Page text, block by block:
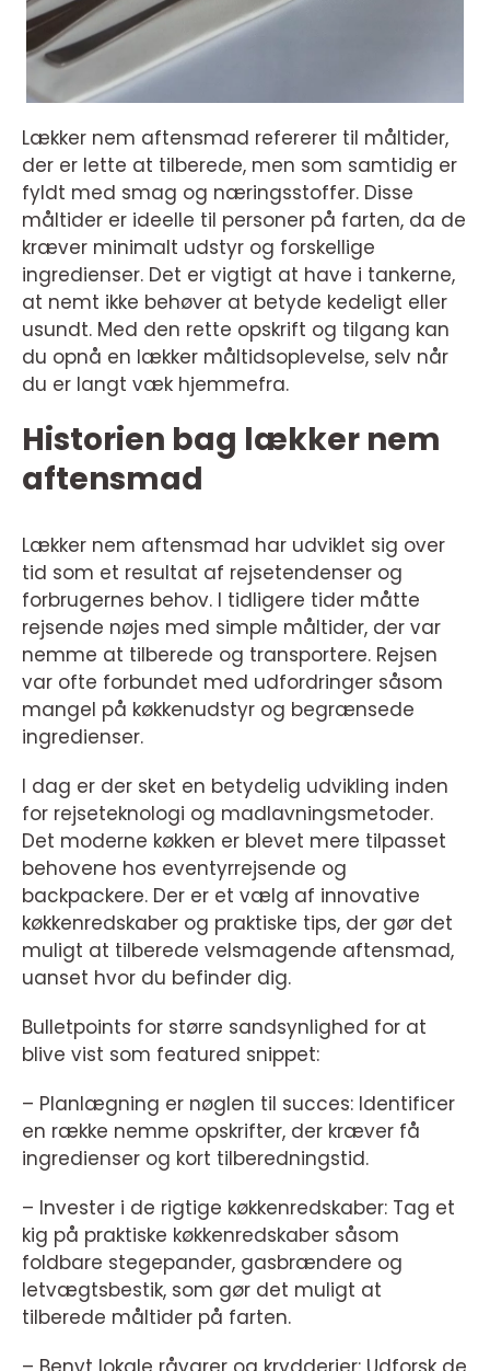
Lækker nem aftensmad refererer til måltider,
der er lette at tilberede, men som samtidig er
fyldt med smag og næringsstoffer. Disse
måltider er ideelle til personer på farten, da de
kræver minimalt udstyr og forskellige
ingredienser. Det er vigtigt at have i tankerne,
at nemt ikke behøver at betyde kedeligt eller
usundt. Med den rette opskrift og tilgang kan
du opnå en lækker måltidsoplevelse, selv når
du er langt væk hjemmefra.
Historien bag lækker nem
aftensmad
Lækker nem aftensmad har udviklet sig over
tid som et resultat af rejsetendenser og
forbrugernes behov. I tidligere tider måtte
rejsende nøjes med simple måltider, der var
nemme at tilberede og transportere. Rejsen
var ofte forbundet med udfordringer såsom
mangel på køkkenudstyr og begrænsede
ingredienser.
I dag er der sket en betydelig udvikling inden
for rejseteknologi og madlavningsmetoder.
Det moderne køkken er blevet mere tilpasset
behovene hos eventyrrejsende og
backpackere. Der er et vælg af innovative
køkkenredskaber og praktiske tips, der gør det
muligt at tilberede velsmagende aftensmad,
uanset hvor du befinder dig.
Bulletpoints for større sandsynlighed for at
blive vist som featured snippet:
– Planlægning er nøglen til succes: Identificer
en række nemme opskrifter, der kræver få
ingredienser og kort tilberedningstid.
– Invester i de rigtige køkkenredskaber: Tag et
kig på praktiske køkkenredskaber såsom
foldbare stegepander, gasbrændere og
letvægtsbestik, som gør det muligt at
tilberede måltider på farten.